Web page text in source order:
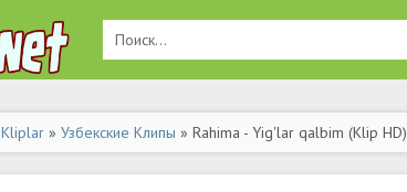
Kliplar» Узбекские Клипы » Rahima - Yig'lar qalbim (Klip HD)